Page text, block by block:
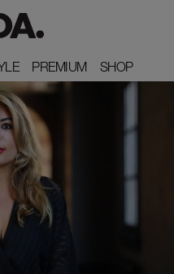
PREMIUM
PREMIUM SHOP
SHOP